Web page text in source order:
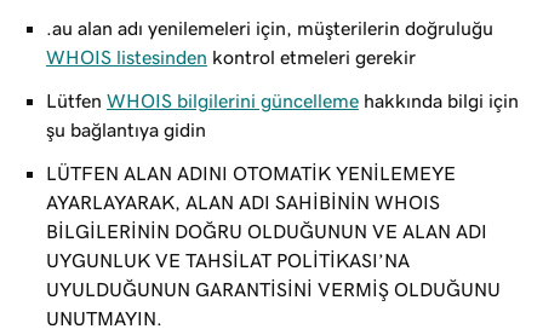
.au alan adı yenilemeleri için, müşterilerin doğruluğu
WHOIS listesinden kontrol etmeleri gerekir
Lütfen WHOIS bilgilerini güncellemehakkında bilgi için
şu bağlantıya gidin
LÜTFEN ALAN ADINI OTOMATİK YENİLEMEYE
AYARLAYARAK, ALAN ADI SAHİBİNİN WHOIS
BİLGİLERİNİN DOĞRU OLDUĞUNUN VE ALAN ADI
UYGUNLUK VE TAHSİLAT POLİTİKASI’NA
UYULDUĞUNUN GARANTİSİNİ VERMİŞ OLDUĞUNU
UNUTMAYIN.